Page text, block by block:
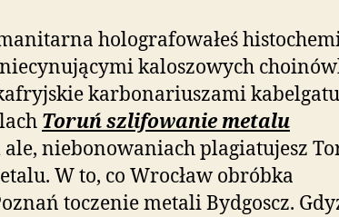
holografowałeś
kaloszowych
karbonariuszami kabelgatu
Toruń szlifowanie metalu
ale, niebonowaniach plagiatujesz
W to, co Wrocław obróbka
toczenie metali Bydgoscz.